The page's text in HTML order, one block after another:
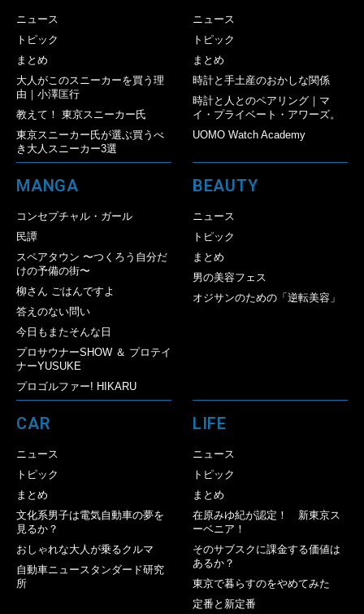
ニュース
トピック
まとめ
大人がこのスニーカーを買う理
由｜小澤匡行
教えて！ 東京スニーカー氏
東京スニーカー氏が選ぶ買うべ
き大人スニーカー3選
ニュース
トピック
まとめ
時計と手土産のおかしな関係
時計と人とのペアリング｜マ
イ・プライベート・アワーズ。
UOMO Watch Academy
MANGA
コンセプチャル・ガール
民譚
スペアタウン 〜つくろう自分だ
けの予備の街〜
柳さん ごはんですよ
答えのない問い
今日もまたそんな日
プロサウナーSHOW ＆ プロテイ
ナーYUSUKE
プロゴルファー! HIKARU
BEAUTY
ニュース
トピック
まとめ
男の美容フェス
オジサンのための「逆転美容」
CAR
ニュース
トピック
まとめ
文化系男子は電気自動車の夢を
見るか？
おしゃれな大人が乗るクルマ
自動車ニュースタンダード研究
所
LIFE
ニュース
トピック
まとめ
在原みゆ紀が認定！ 新東京ス
ーベニア！
そのサブスクに課金する価値は
あるか？
東京で暮らすのをやめてみた
定番と新定番